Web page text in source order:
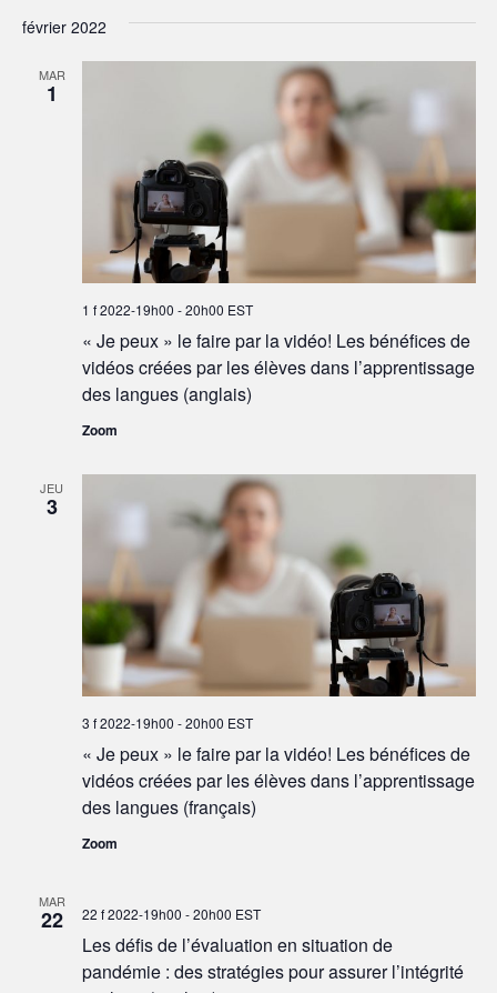
février 2022
MAR
1
« Je peux » le faire par la vidéo! Les bénéfices de
vidéos créées par les élèves dans l’apprentissage
des langues (anglais)
1 f 2022-19h00 -20h00 EST
Zoom
JEU
3
« Je peux » le faire par la vidéo! Les bénéfices de
vidéos créées par les élèves dans l’apprentissage
des langues (français)
3 f 2022-19h00 -20h00 EST
Zoom
MAR
22
Les défis de l’évaluation en situation de
pandémie : des stratégies pour assurer l’intégrité
22 f 2022-19h00 -20h00 EST